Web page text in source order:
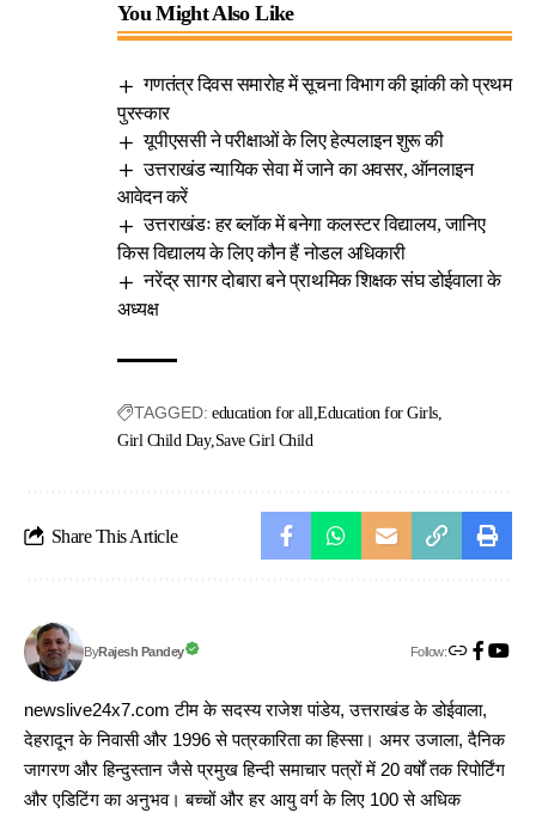
You Might Also Like
गणतंत्र दिवस समारोह में सूचना विभाग की झांकी को प्रथम
पुरस्कार
यूपीएससी ने परीक्षाओं के लिए हेल्पलाइन शुरू की
उत्तराखंड न्यायिक सेवा में जाने का अवसर, ऑनलाइन
आवेदन करें
उत्तराखंडः हर ब्लॉक में बनेगा कलस्टर विद्यालय, जानिए
किस विद्यालय के लिए कौन हैं नोडल अधिकारी
नरेंद्र सागर दोबारा बने प्राथमिक शिक्षक संघ डोईवाला के
अध्यक्ष
TAGGED: education for all Education for Girls
Girl Child Day Save Girl Child
Share This Article
ByRajesh Pandey Follow:
newslive24x7.com टीम के सदस्य राजेश पांडेय, उत्तराखंड के डोईवाला,
देहरादून के निवासी और 1996 से पत्रकारिता का हिस्सा। अमर उजाला, दैनिक
जागरण और हिन्दुस्तान जैसे प्रमुख हिन्दी समाचार पत्रों में 20 वर्षों तक रिपोर्टिंग
और एडिटिंग का अनुभव। बच्चों और हर आयु वर्ग के लिए 100 से अधिक